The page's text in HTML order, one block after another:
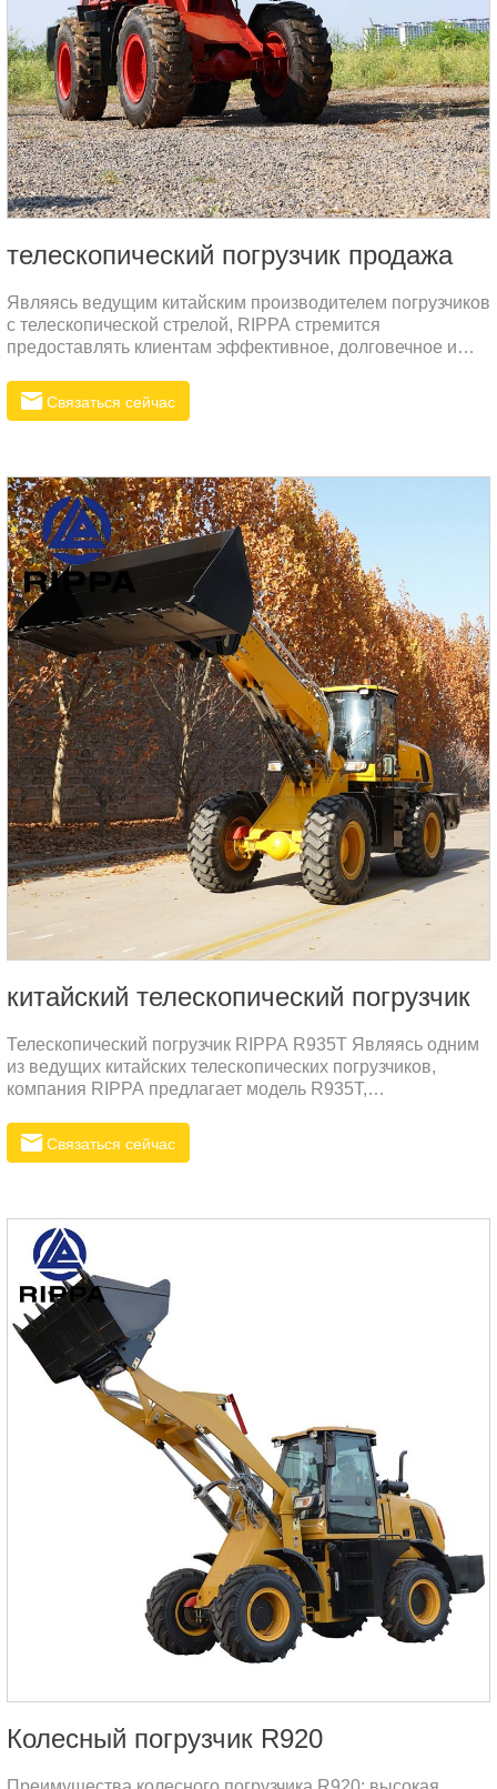
телескопический погрузчик продажа
Являясь ведущим китайским производителем погрузчиков
с телескопической стрелой, RIPPA стремится
предоставлять клиентам эффективное, долговечное и
Модель R930T специально разработана для тяжелых
условий эксплуатации и высокой эффективности и
строительных площадках, в портах, складах и т. д.
Связаться сейчас
китайский телескопический погрузчик
Телескопический погрузчик RIPPA R935T Являясь одним
из ведущих китайских телескопических погрузчиков,
компания RIPPA предлагает модель R935T,
универсальную производительность. Машина специально
разработана для удовлетворения потребностей
характеристики телескопического погрузчика RIPPA
R935T1. Сильная работоспособностьЭксплуатационная
масса: 7800 кгОбъём ковша: 1,2 куб.м.Ширина ковша:
регулируется от 1700 мм до 2200 мм.2.
Связаться сейчас
Колесный погрузчик R920